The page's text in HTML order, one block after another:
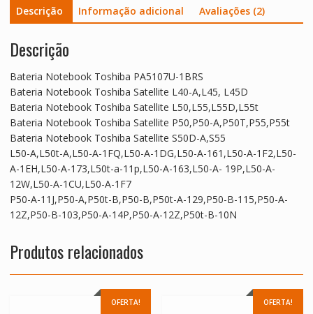
Descrição Informação adicional Avaliações (2)
Descrição
Bateria Notebook Toshiba PA5107U-1BRS
Bateria Notebook Toshiba Satellite L40-A,L45, L45D
Bateria Notebook Toshiba Satellite L50,L55,L55D,L55t
Bateria Notebook Toshiba Satellite P50,P50-A,P50T,P55,P55t
Bateria Notebook Toshiba Satellite S50D-A,S55
L50-A,L50t-A,L50-A-1FQ,L50-A-1DG,L50-A-161,L50-A-1F2,L50-
A-1EH,L50-A-173,L50t-a-11p,L50-A-163,L50-A- 19P,L50-A-
12W,L50-A-1CU,L50-A-1F7
P50-A-11J,P50-A,P50t-B,P50-B,P50t-A-129,P50-B-115,P50-A-
12Z,P50-B-103,P50-A-14P,P50-A-12Z,P50t-B-10N
Produtos relacionados
OFERTA! OFERTA!